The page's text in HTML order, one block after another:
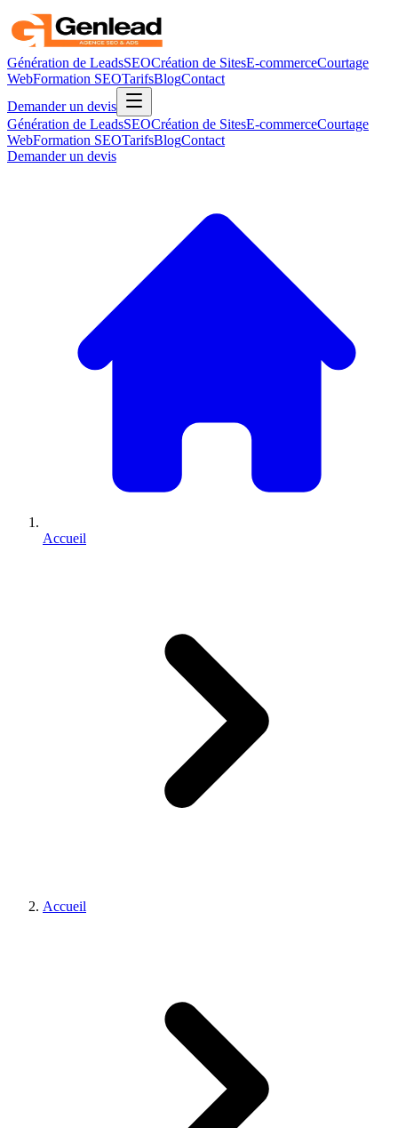
Génération de LeadsSEOCréation de SitesE-commerceCourtage
WebFormation SEOTarifsBlogContact
Demander un devis
Génération de LeadsSEOCréation de SitesE-commerceCourtage
WebFormation SEOTarifsBlogContact
Demander un devis
Accueil
Accueil